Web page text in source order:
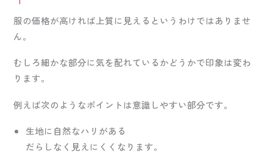
服の価格が高ければ上質に見えるというわけではありませ
ん。
むしろ細かな部分に気を配れているかどうかで印象は変わ
ります。
例えば次のようなポイントは意識しやすい部分です。
生地に自然なハリがある
だらしなく見えにくくなります。